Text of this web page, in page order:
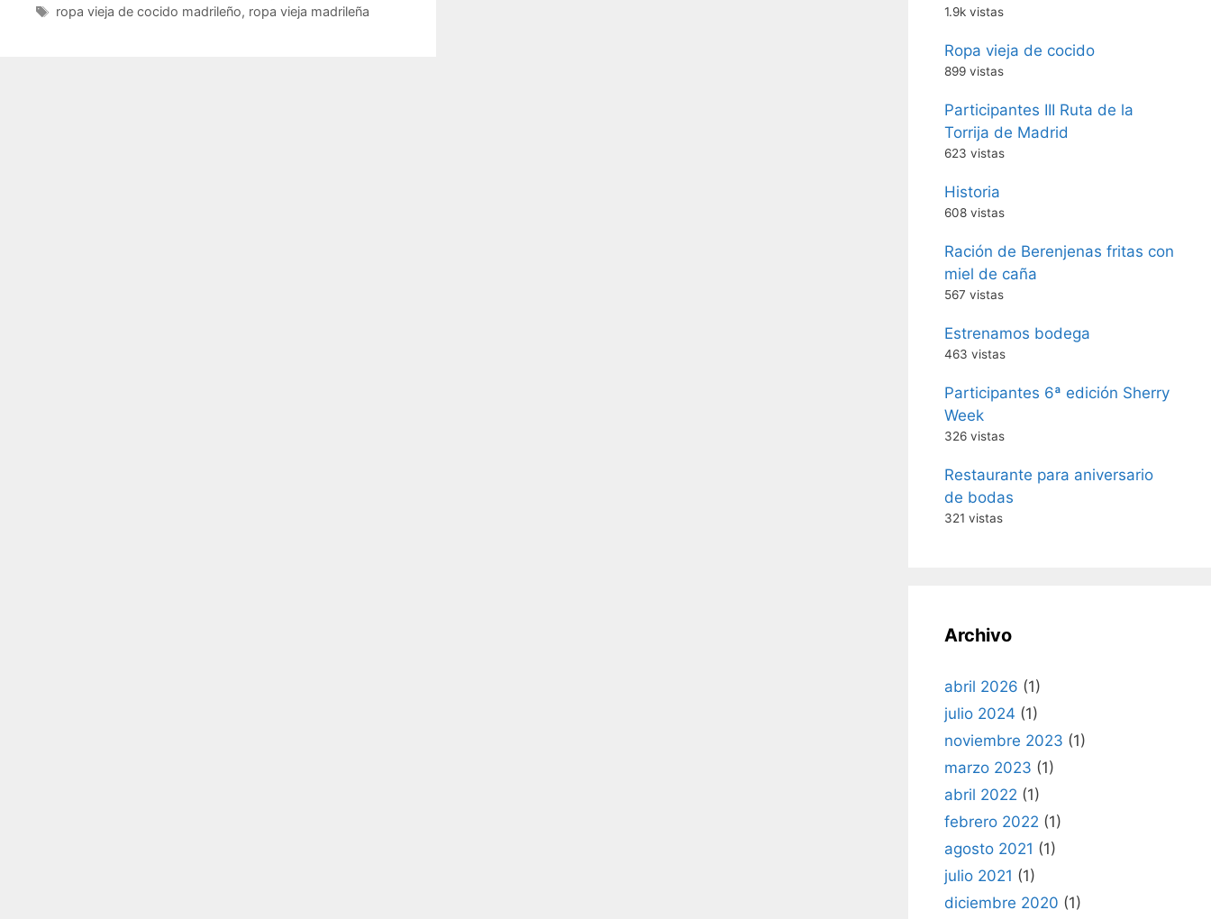
ropa vieja de cocido madrileño, ropa vieja madrileña 1.9k vistas
Ropa vieja de cocido
899 vistas
Participantes III Ruta de la
Torrija de Madrid
623 vistas
Historia
608 vistas
Ración de Berenjenas fritas con
miel de caña
567 vistas
Estrenamos bodega
463 vistas
Participantes 6ª edición Sherry
Week
326 vistas
Restaurante para aniversario
de bodas
321 vistas
Archivo
abril 2026 (1)
julio 2024 (1)
noviembre 2023 (1)
marzo 2023 (1)
abril 2022 (1)
febrero 2022 (1)
agosto 2021 (1)
julio 2021 (1)
diciembre 2020 (1)